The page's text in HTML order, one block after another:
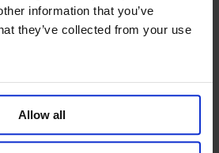
information that you’ve
they’ve collected from your use
Allow all